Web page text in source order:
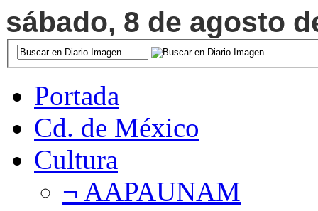
sábado, 8 de agosto
Portada
Cd. de México
Cultura
¬ AAPAUNAM